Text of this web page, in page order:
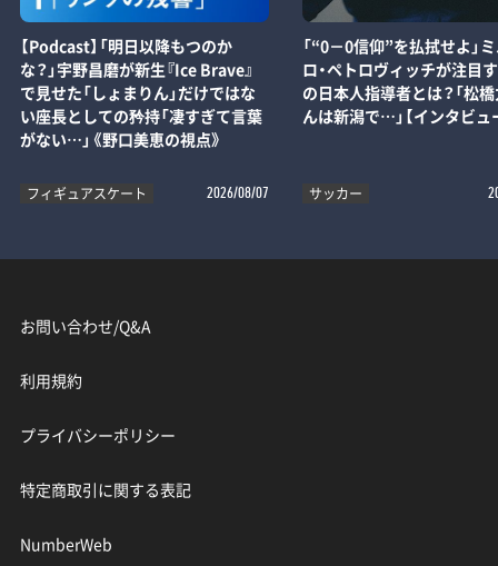
【Podcast】「明日以降もつのか
な？」宇野昌磨が新生『Ice Brave』
で見せた「しょまりん」だけではな
い座長としての矜持「凄すぎて言葉
がない…」《野口美恵の視点》
フィギュアスケート 2026/08/07
「“0－0信仰”を払拭せよ」
ロ・ペトロヴィッチが注目
の日本人指導者とは？「松
んは新潟で…」【インタビュ
サッカー
お問い合わせ/Q&A
利用規約
プライバシーポリシー
特定商取引に関する表記
NumberWeb